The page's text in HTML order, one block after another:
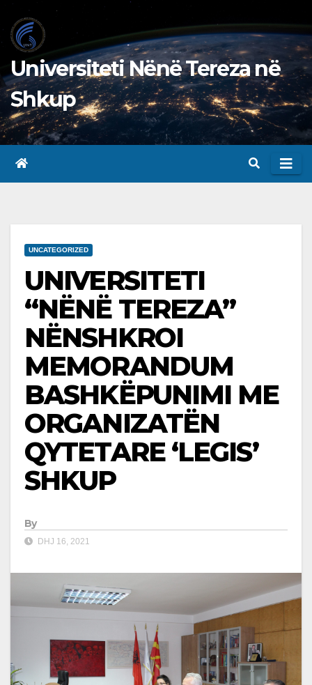
to
content
Universiteti Nënë Tereza në
Shkup
UNCATEGORIZED
UNIVERSITETI
“NËNË TEREZA”
NËNSHKROI
MEMORANDUM
BASHKËPUNIMI ME
ORGANIZATËN
QYTETARE ‘LEGIS’
SHKUP
By
DHJ 16, 2021